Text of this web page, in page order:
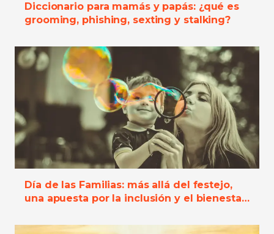
Diccionario para mamás y papás: ¿qué es
grooming, phishing, sexting y stalking?
Día de las Familias: más allá del festejo,
una apuesta por la inclusión y el bienestar